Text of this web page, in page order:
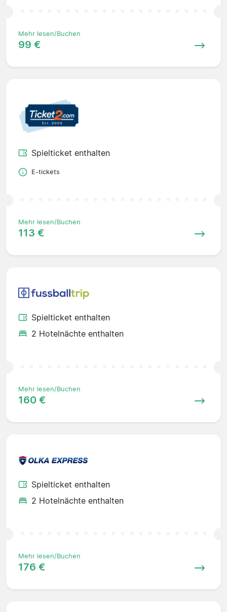
Mehr lesen/Buchen
99 €
Spielticket enthalten
E-tickets
Mehr lesen/Buchen
113 €
Spielticket enthalten
2 Hotelnächte enthalten
Mehr lesen/Buchen
160 €
Spielticket enthalten
2 Hotelnächte enthalten
Mehr lesen/Buchen
176 €